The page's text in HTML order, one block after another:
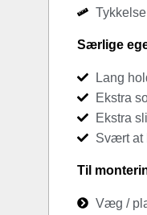
Særlige
Lang
Ekstra
Ekstra
Svært at
Til
Væg /